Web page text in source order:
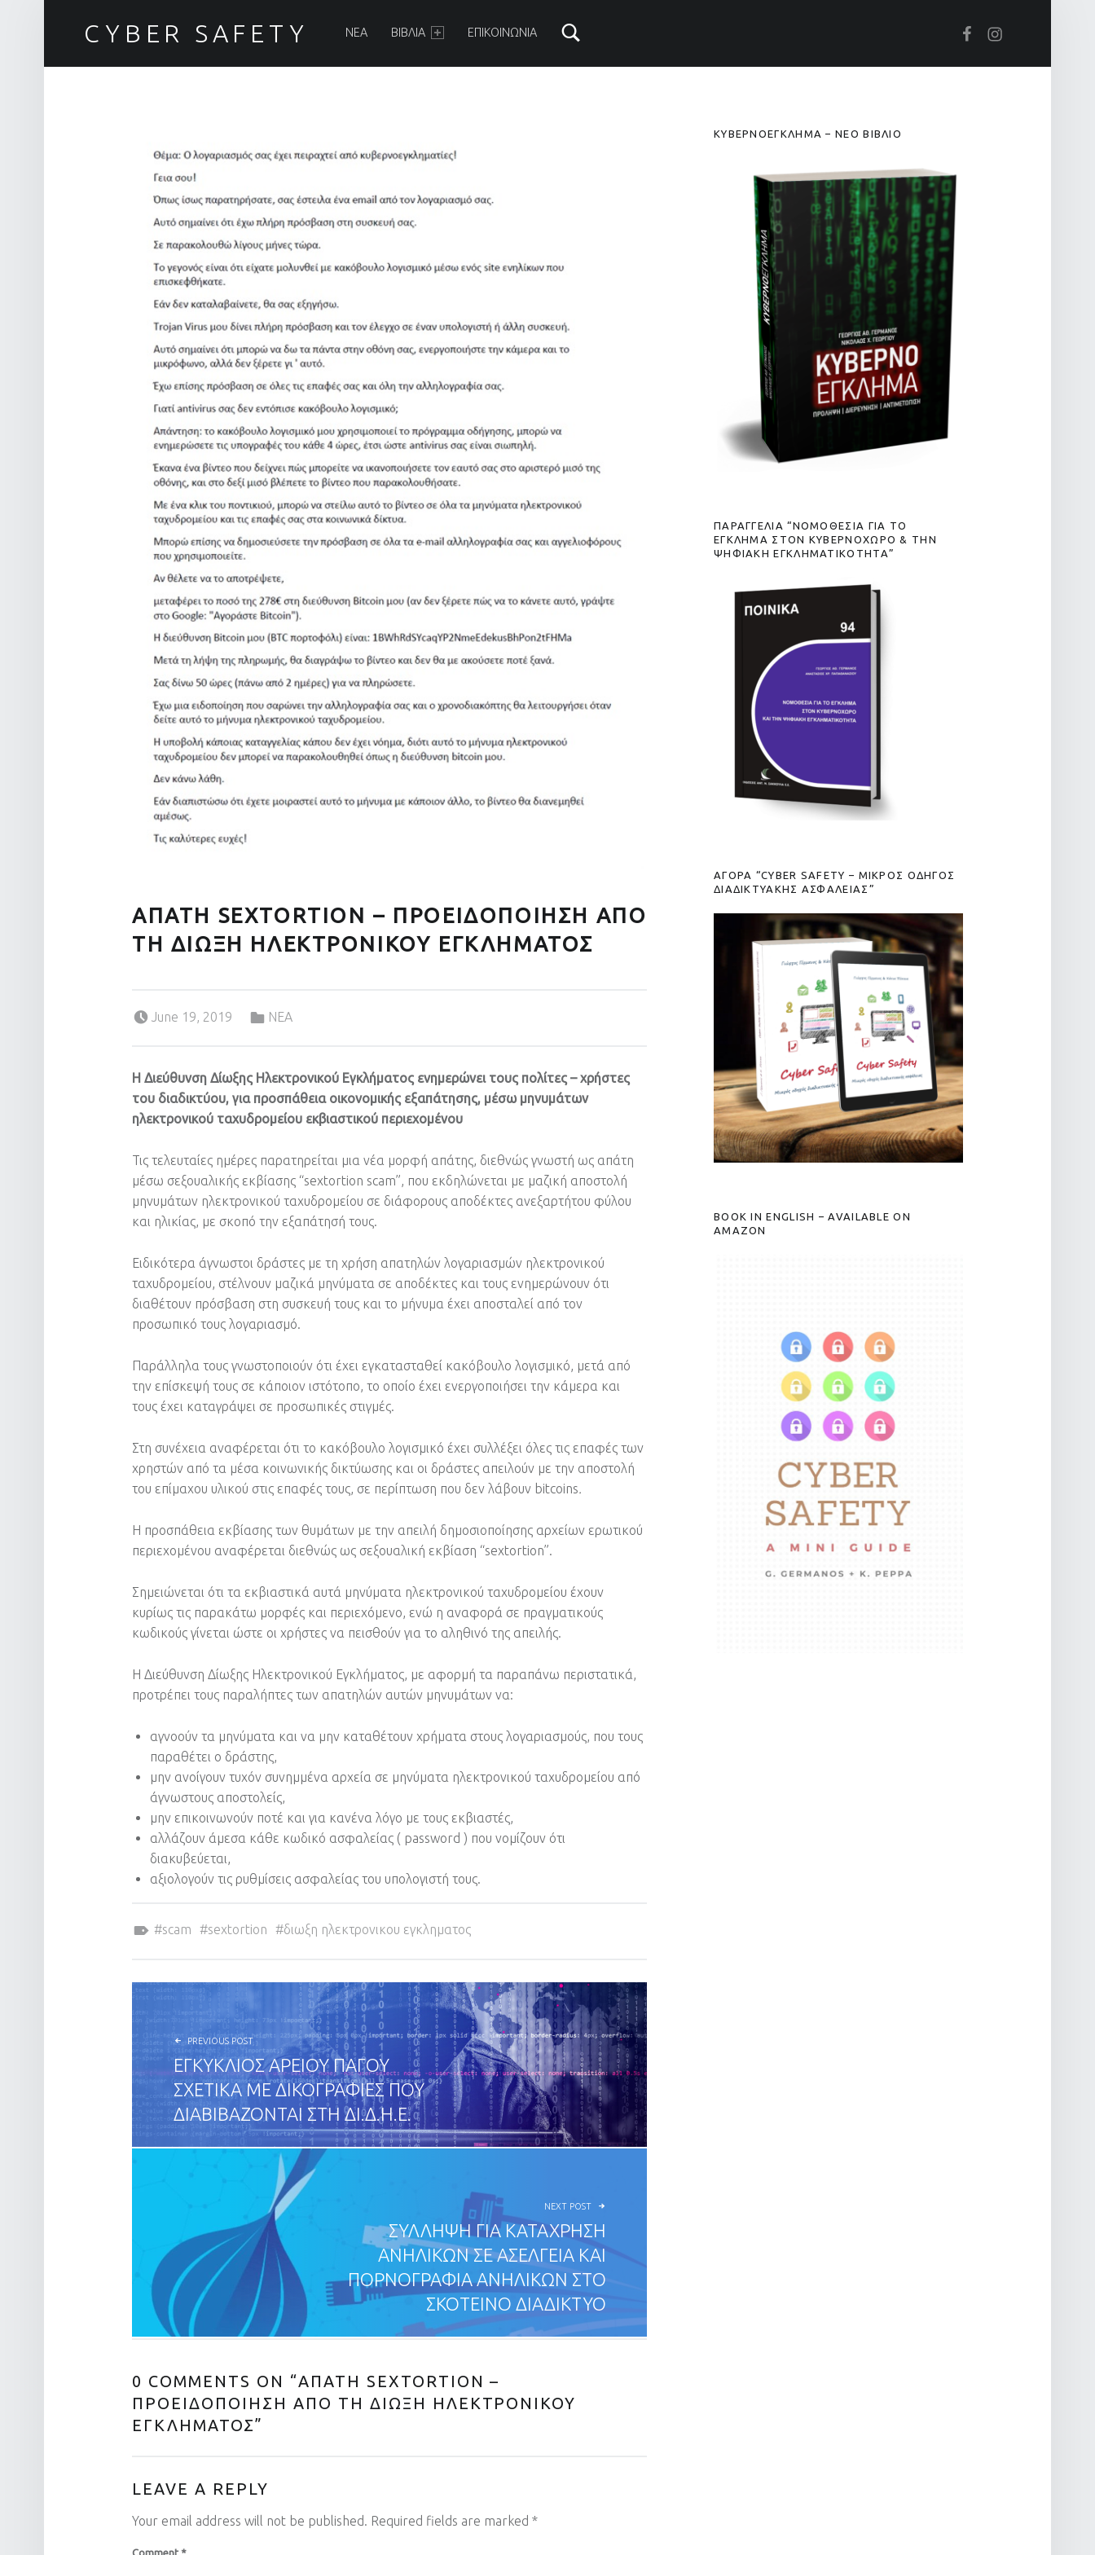
CYBER SAFETY ΝΕΑ ΒΙΒΛΙΑ ΕΠΙΚΟΙΝΩΝΙΑ
ΑΠΑΤΗ SEXTORTION – ΠΡΟΕΙΔΟΠΟΙΗΣΗ ΑΠΟ
ΤΗ ΔΙΩΞΗ ΗΛΕΚΤΡΟΝΙΚΟΥ ΕΓΚΛΗΜΑΤΟΣ
June 19, 2019
ΝΕΑ
Η Διεύθυνση Δίωξης Ηλεκτρονικού Εγκλήματος ενημερώνει τους πολίτες – χρήστες
του διαδικτύου, για προσπάθεια οικονομικής εξαπάτησης, μέσω μηνυμάτων
ηλεκτρονικού ταχυδρομείου εκβιαστικού περιεχομένου
Τις τελευταίες ημέρες παρατηρείται μια νέα μορφή απάτης, διεθνώς γνωστή ως απάτη
μέσω σεξουαλικής εκβίασης “sextortion scam”, που εκδηλώνεται με μαζική αποστολή
μηνυμάτων ηλεκτρονικού ταχυδρομείου σε διάφορους αποδέκτες ανεξαρτήτου φύλου
και ηλικίας, με σκοπό την εξαπάτησή τους.
Ειδικότερα άγνωστοι δράστες με τη χρήση απατηλών λογαριασμών ηλεκτρονικού
ταχυδρομείου, στέλνουν μαζικά μηνύματα σε αποδέκτες και τους ενημερώνουν ότι
διαθέτουν πρόσβαση στη συσκευή τους και το μήνυμα έχει αποσταλεί από τον
προσωπικό τους λογαριασμό.
Παράλληλα τους γνωστοποιούν ότι έχει εγκατασταθεί κακόβουλο λογισμικό, μετά από
την επίσκεψή τους σε κάποιον ιστότοπο, το οποίο έχει ενεργοποιήσει την κάμερα και
τους έχει καταγράψει σε προσωπικές στιγμές.
Στη συνέχεια αναφέρεται ότι το κακόβουλο λογισμικό έχει συλλέξει όλες τις επαφές των
χρηστών από τα μέσα κοινωνικής δικτύωσης και οι δράστες απειλούν με την αποστολή
του επίμαχου υλικού στις επαφές τους, σε περίπτωση που δεν λάβουν bitcoins.
Η προσπάθεια εκβίασης των θυμάτων με την απειλή δημοσιοποίησης αρχείων ερωτικού
περιεχομένου αναφέρεται διεθνώς ως σεξουαλική εκβίαση “sextortion”.
Σημειώνεται ότι τα εκβιαστικά αυτά μηνύματα ηλεκτρονικού ταχυδρομείου έχουν
κυρίως τις παρακάτω μορφές και περιεχόμενο, ενώ η αναφορά σε πραγματικούς
κωδικούς γίνεται ώστε οι χρήστες να πεισθούν για το αληθινό της απειλής.
Η Διεύθυνση Δίωξης Ηλεκτρονικού Εγκλήματος, με αφορμή τα παραπάνω περιστατικά,
προτρέπει τους παραλήπτες των απατηλών αυτών μηνυμάτων να:
αγνοούν τα μηνύματα και να μην καταθέτουν χρήματα στους λογαριασμούς, που τους
παραθέτει ο δράστης,
μην ανοίγουν τυχόν συνημμένα αρχεία σε μηνύματα ηλεκτρονικού ταχυδρομείου από
άγνωστους αποστολείς,
μην επικοινωνούν ποτέ και για κανένα λόγο με τους εκβιαστές,
αλλάζουν άμεσα κάθε κωδικό ασφαλείας ( password ) που νομίζουν ότι
διακυβεύεται,
αξιολογούν τις ρυθμίσεις ασφαλείας του υπολογιστή τους.
scam
sextortion διωξη ηλεκτρονικου εγκληματος
POST NAVIGATION
PREVIOUS POST
ΕΓΚΥΚΛΙΟΣ ΑΡΕΙΟΥ ΠΑΓΟΥ
ΣΧΕΤΙΚΑ ΜΕ ΔΙΚΟΓΡΑΦΙΕΣ ΠΟΥ
ΔΙΑΒΙΒΑΖΟΝΤΑΙ ΣΤΗ ΔΙ.Δ.Η.Ε.
NEXT POST
ΣΥΛΛΗΨΗ ΓΙΑ ΚΑΤΑΧΡΗΣΗ
ΑΝΗΛΙΚΩΝ ΣΕ ΑΣΕΛΓΕΙΑ ΚΑΙ
ΠΟΡΝΟΓΡΑΦΙΑ ΑΝΗΛΙΚΩΝ ΣΤΟ
ΣΚΟΤΕΙΝΟ ΔΙΑΔΙΚΤΥΟ
0 COMMENTS ON “ΑΠΑΤΗ SEXTORTION –
ΠΡΟΕΙΔΟΠΟΙΗΣΗ ΑΠΟ ΤΗ ΔΙΩΞΗ ΗΛΕΚΤΡΟΝΙΚΟΥ
ΕΓΚΛΗΜΑΤΟΣ”
LEAVE A REPLY
Your email address will not be published. Required fields are marked *
Comment *
SIDEBAR
ΚΥΒΕΡΝΟΕΓΚΛΗΜΑ – ΝΕΟ ΒΙΒΛΙΟ
ΠΑΡΑΓΓΕΛΙΑ “ΝΟΜΟΘΕΣΙΑ ΓΙΑ ΤΟ
ΕΓΚΛΗΜΑ ΣΤΟΝ ΚΥΒΕΡΝΟΧΩΡΟ & ΤΗΝ
ΨΗΦΙΑΚΗ ΕΓΚΛΗΜΑΤΙΚΟΤΗΤΑ”
ΑΓΟΡΑ “CYBER SAFETY – ΜΙΚΡΟΣ ΟΔΗΓΟΣ
ΔΙΑΔΙΚΤΥΑΚΗΣ ΑΣΦΑΛΕΙΑΣ”
BOOK IN ENGLISH – AVAILABLE ON
AMAZON